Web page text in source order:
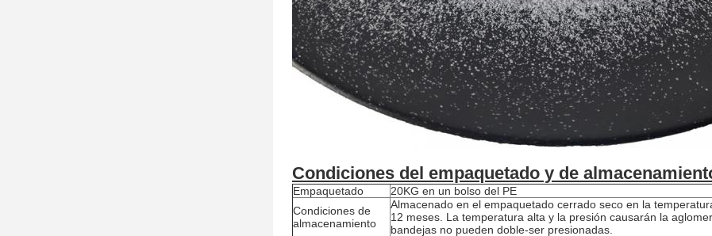
Condiciones del empaquetado y de
Empaquetado
20KG en un bolso del PE
Condiciones de
almacenamiento
Almacenado en el empaquetado cerrado seco en la
12 meses. La temperatura alta y la presión causarán la
bandejas no pueden doble-ser presionadas.